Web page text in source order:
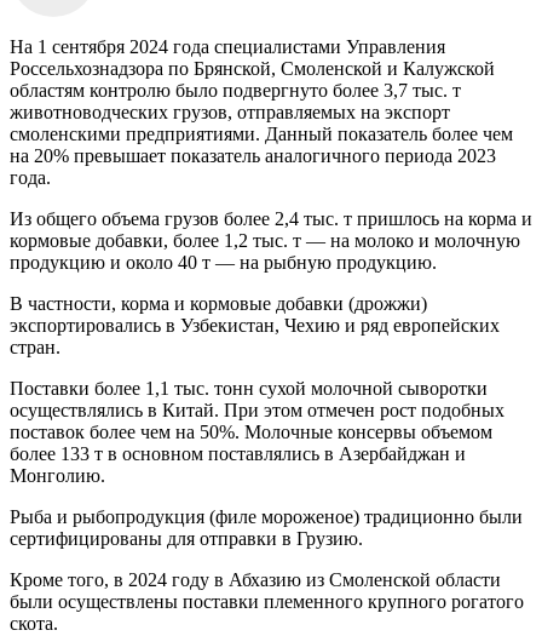
На 1 сентября 2024 года специалистами Управления
Россельхознадзора по Брянской, Смоленской и Калужской
областям контролю было подвергнуто более 3,7 тыс. т
животноводческих грузов, отправляемых на экспорт
смоленскими предприятиями. Данный показатель более чем
на 20% превышает показатель аналогичного периода 2023
года.
Из общего объема грузов более 2,4 тыс. т пришлось на корма и
кормовые добавки, более 1,2 тыс. т — на молоко и молочную
продукцию и около 40 т — на рыбную продукцию.
В частности, корма и кормовые добавки (дрожжи)
экспортировались в Узбекистан, Чехию и ряд европейских
стран.
Поставки более 1,1 тыс. тонн сухой молочной сыворотки
осуществлялись в Китай. При этом отмечен рост подобных
поставок более чем на 50%. Молочные консервы объемом
более 133 т в основном поставлялись в Азербайджан и
Монголию.
Рыба и рыбопродукция (филе мороженое) традиционно были
сертифицированы для отправки в Грузию.
Кроме того, в 2024 году в Абхазию из Смоленской области
были осуществлены поставки племенного крупного рогатого
скота.